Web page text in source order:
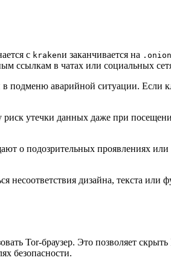
с krakenи заканчивается на .onion
ссылкам в чатах или социальных
аварийной ситуации. Если
утечки данных даже при
о подозрительных проявлениях
дизайна, текста или
Tor-браузер. Это позволяет
безопасности.